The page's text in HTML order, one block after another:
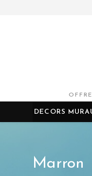
DECORS
Marron